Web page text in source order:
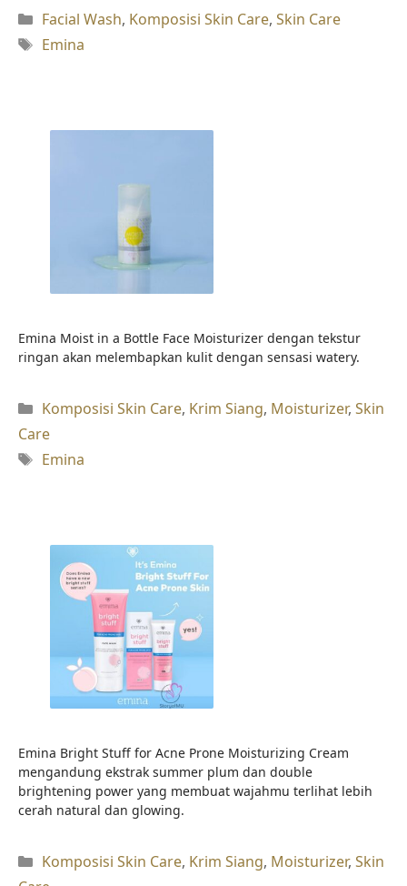
Kategori
Facial Wash, Komposisi Skin Care, Skin Care
Tag
Emina
Emina Moist in a Bottle Face Moisturizer dengan tekstur
ringan akan melembapkan kulit dengan sensasi watery.
Kategori
Komposisi Skin Care, Krim Siang, Moisturizer, Skin
Care
Tag
Emina
Emina Bright Stuff for Acne Prone Moisturizing Cream
mengandung ekstrak summer plum dan double
brightening power yang membuat wajahmu terlihat lebih
cerah natural dan glowing.
Kategori
Komposisi Skin Care, Krim Siang, Moisturizer, Skin